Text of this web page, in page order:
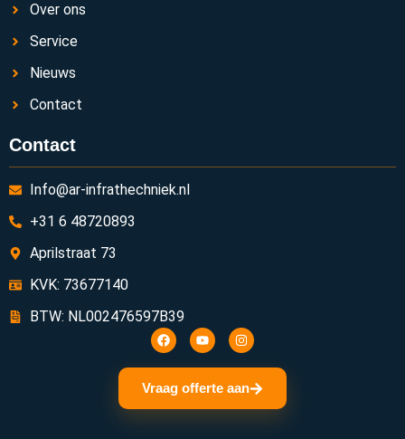
Over ons
Service
Nieuws
Contact
Contact
Info@ar-infrathechniek.nl
+31 6 48720893
Aprilstraat 73
KVK: 73677140
BTW: NL002476597B39
Vraag offerte aan